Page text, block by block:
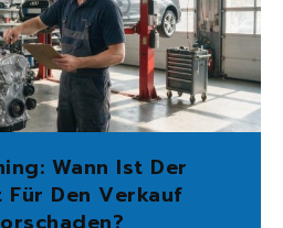
Wann Ist Der
Den Verkauf